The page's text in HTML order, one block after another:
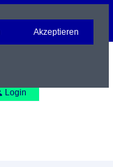
Login
Akzeptieren